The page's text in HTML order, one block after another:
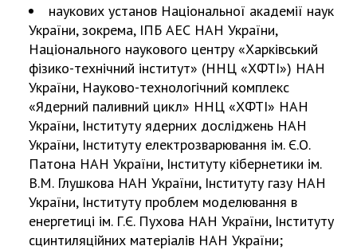
наукових установ Національної академії наук
України, зокрема, ІПБ АЕС НАН України,
Національного наукового центру «Харківський
фізико-технічний інститут» (ННЦ «ХФТІ») НАН
України, Науково-технологічний комплекс
«Ядерний паливний цикл» ННЦ «ХФТІ» НАН
України, Інституту ядерних досліджень НАН
України, Інституту електрозварювання ім. Є.О.
Патона НАН України, Інституту кібернетики ім.
В.М. Глушкова НАН України, Інституту газу НАН
України, Інституту проблем моделювання в
енергетиці ім. Г.Є. Пухова НАН України, Інституту
сцинтиляційних матеріалів НАН України;